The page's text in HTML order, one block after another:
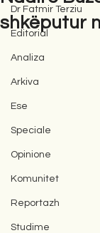
Dr Fatmir Terziu
Editorial
Analiza
Arkiva
Ese
Speciale
Opinione
Komunitet
Reportazh
Studime
shkëputur